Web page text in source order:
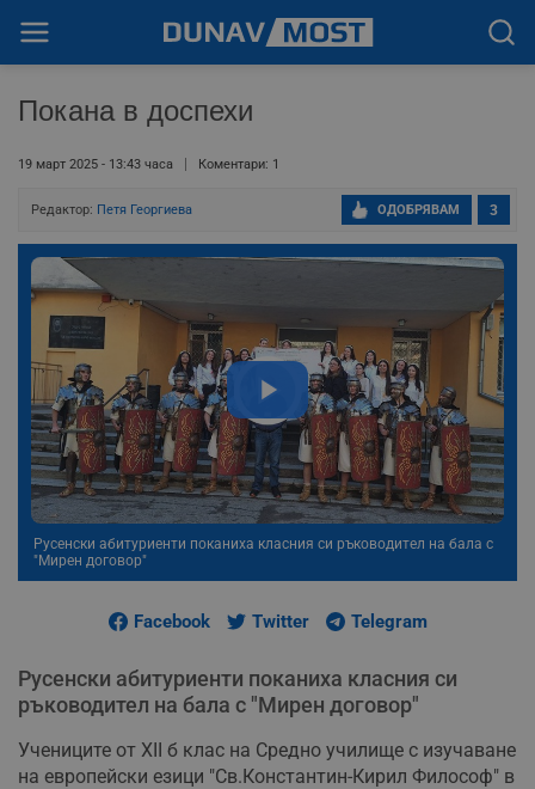
Покана в доспехи
19 март 2025 - 13:43 часа Коментари: 1
Редактор: Петя Георгиева 3
ОДОБРЯВАМ
Русенски абитуриенти поканиха класния си ръководител на бала с
"Мирен договор"
Facebook Twitter Telegram
Русенски абитуриенти поканиха класния си
ръководител на бала с "Мирен договор"
Учениците от XII б клас на Средно училище с изучаване
на европейски езици "Св.Константин-Кирил Философ" в